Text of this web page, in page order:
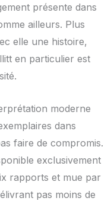
présente dans
ailleurs. Plus
elle une histoire,
en particulier est
moderne
dans
faire de compromis.
exclusivement
rapports et mue par
pas moins de